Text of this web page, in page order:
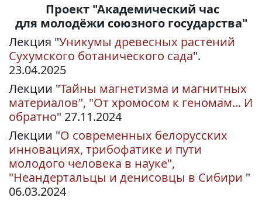
Проект "Академический час
для молодёжи союзного государства"
Лекция "Уникумы древесных растений
Сухумского ботанического сада".
23.04.2025
Лекции "Тайны магнетизма и магнитных
материалов", "От хромосом к геномам... И
обратно" 27.11.2024
Лекции "О современных белорусских
инновациях, трибофатике и пути
молодого человека в науке",
"Неандертальцы и денисовцы в Сибири "
06.03.2024